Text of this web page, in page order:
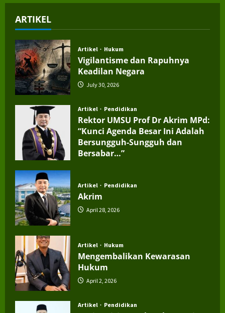
ARTIKEL
Artikel Hukum
Vigilantisme dan Rapuhnya
Keadilan Negara
July 30, 2026
Artikel Pendidikan
Rektor UMSU Prof Dr Akrim MPd:
“Kunci Agenda Besar Ini Adalah
Bersungguh-Sungguh dan
Bersabar…”
Artikel Pendidikan
Akrim
April 28, 2026
Artikel Hukum
Mengembalikan Kewarasan
Hukum
April 2, 2026
Artikel Pendidikan